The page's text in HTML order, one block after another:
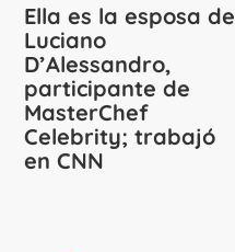
Ella es la esposa de
Luciano
D’Alessandro,
participante de
MasterChef
Celebrity; trabajó
en CNN